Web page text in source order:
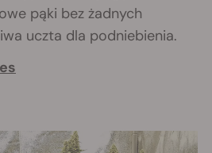
pąki bez żadnych
uczta dla podniebienia.